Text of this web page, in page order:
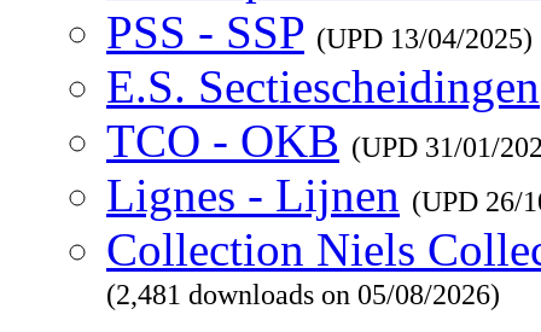
PSS - SSP (UPD 13/04/2025)
E.S. Sectiescheidingen
TCO - OKB (UPD 31/01/
Lignes - Lijnen (UPD 26/
Collection Niels
(2,481 downloads on 05/08/2026)